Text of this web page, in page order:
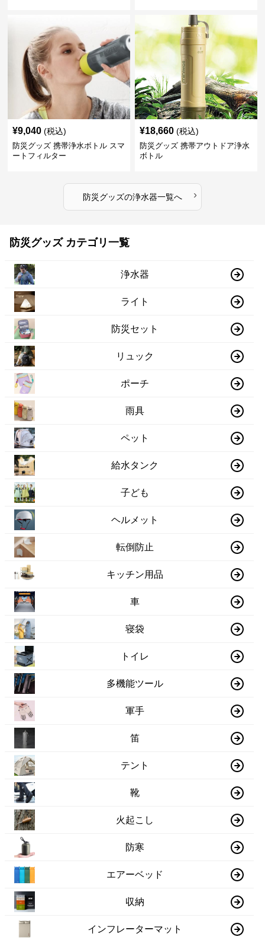
¥9,040 (税込)
防災グッズ 携帯浄水ボトル スマ
ートフィルター
¥18,660 (税込)
防災グッズ 携帯アウトドア浄水
ボトル
防災グッズの浄水器一覧へ ›
防災グッズ カテゴリ一覧
浄水器
ライト
防災セット
リュック
ポーチ
雨具
ペット
給水タンク
子ども
ヘルメット
転倒防止
キッチン用品
車
寝袋
トイレ
多機能ツール
軍手
笛
テント
靴
火起こし
防寒
エアーベッド
収納
インフレーターマット